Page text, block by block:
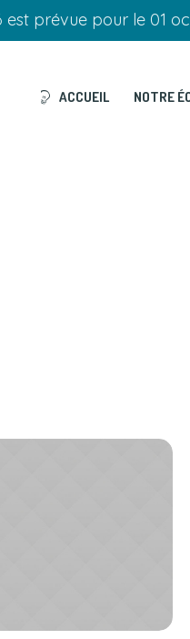
prévue pour le 01
ACCUEIL NOTRE